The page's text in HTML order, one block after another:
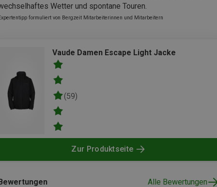
Wetter und spontane Touren.
formuliert von Bergzeit Mitarbeiterinnen und Mitarbeitern
Vaude Damen Escape Light Jacke
(59)
Zur Produktseite
Alle Bewertungen